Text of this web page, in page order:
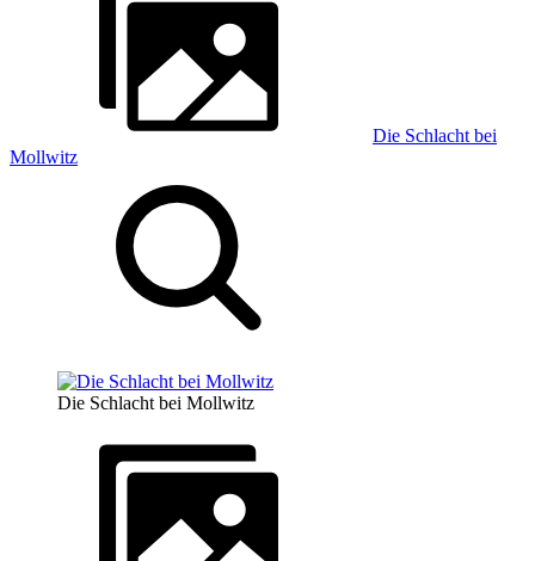
Die Schlacht bei
Mollwitz
Die Schlacht bei Mollwitz